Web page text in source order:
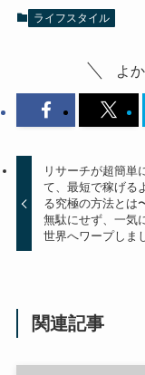
ライフスタイル
よ
リサーチが超簡単
て、最短で稼げる
る究極の方法とは
無駄にせず、一気
世界へワープしま
関連記事